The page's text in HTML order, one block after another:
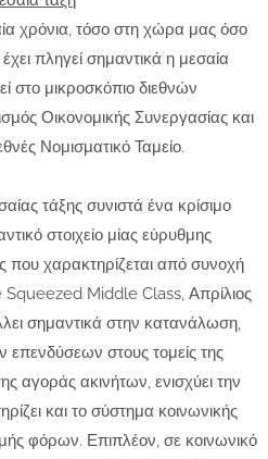
χρόνια, τόσο στη χώρα μας όσο
πληγεί σημαντικά η μεσαία
στο μικροσκόπιο διεθνών
Οικονομικής Συνεργασίας και
Νομισματικό Ταμείο.
τάξης συνιστά ένα κρίσιμο
στοιχείο μίας εύρυθμης
που χαρακτηρίζεται από συνοχή
Middle Class, Απρίλιος
σημαντικά στην κατανάλωση,
επενδύσεων στους τομείς της
αγοράς ακινήτων, ενισχύει την
και το σύστημα κοινωνικής
φόρων. Επιπλέον, σε κοινωνικό